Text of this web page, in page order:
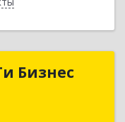
Бизнес
Бизнес